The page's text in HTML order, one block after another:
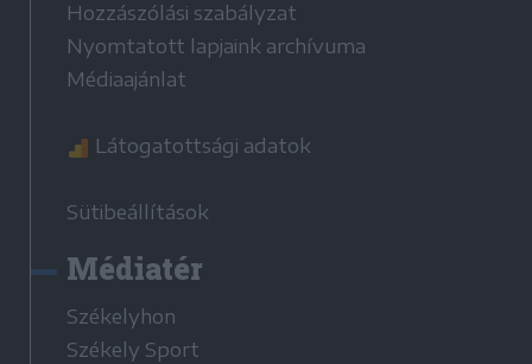
Hozzászólási szabályzat
Nyomtatott lapjaink archívuma
Médiaajánlat
Látogatottsági adatok
Sütibeállítások
Médiatér
Székelyhon
Székely Sport